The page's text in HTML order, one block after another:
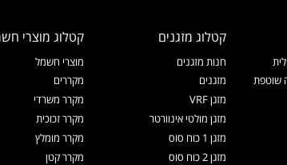
שוטפת
קטלוג מזגנים
חנות מזגנים
מזגנים
מזגן VRF
מזגן מולטי אינוורטר
מזגן 1 כוח סוס
מזגן 2 כוח סוס
קטלוג מוצרי
מוצרי חשמל
מקררים
מקרר משרדי
מקרר זכוכית
מקרר מומלץ
מקרר קטן